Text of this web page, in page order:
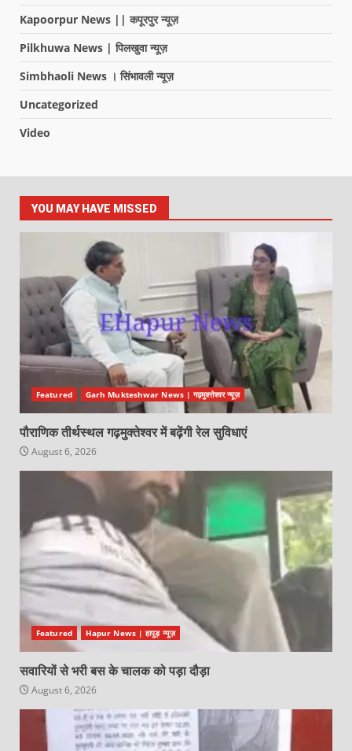
Kapoorpur News || कपूरपुर न्यूज़
Pilkhuwa News | पिलखुवा न्यूज़
Simbhaoli News । सिंभावली न्यूज़
Uncategorized
Video
YOU MAY HAVE MISSED
Featured Garh Mukteshwar News | गढ़मुक्तेश्वर न्यूज़
पौराणिक तीर्थस्थल गढ़मुक्तेश्वर में बढ़ेंगी रेल सुविधाएं
August 6, 2026
Featured Hapur News | हापुड़ न्यूज़
सवारियों से भरी बस के चालक को पड़ा दौड़ा
August 6, 2026